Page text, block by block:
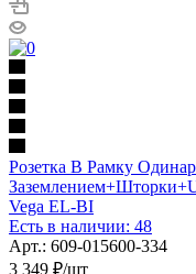
Розетка В Рамку
Vega EL-BI
Есть в наличии: 48
Арт.: 609-015600-334
3 349 ₽/шт